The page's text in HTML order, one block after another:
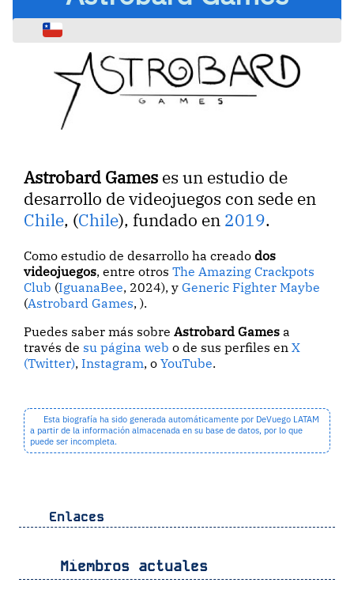
Astrobard Games es un estudio de
desarrollo de videojuegos con sede en
Chile, (Chile), fundado en 2019.
Como estudio de desarrollo ha creadodos
videojuegos, entre otrosThe Amazing Crackpots
Club (IguanaBee, 2024), yGeneric Fighter Maybe
(Astrobard Games, ).
Puedes saber más sobreAstrobard Games a
través de su página web o de sus perfiles enX
(Twitter),Instagram, oYouTube.
Esta biografía ha sido generada automáticamente por DeVuego LATAM
a partir de la información almacenada en su base de datos, por lo que
puede ser incompleta.
Enlaces
Miembros actuales